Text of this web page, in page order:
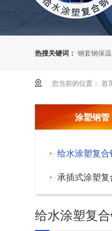
热搜关键词： 钢套钢保
您当前的位置： 首
涂塑钢管
给水涂塑复合
承插式涂塑
给水涂塑复